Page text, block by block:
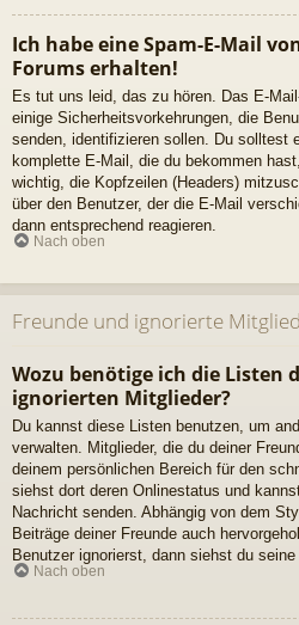
Ich habe eine Spam-E-Mail
Forums erhalten!
Es tut uns leid, das zu hören. Das E-
einige Sicherheitsvorkehrungen, die
senden, identifizieren sollen. Du solltest
komplette E-Mail, die du bekommen
wichtig, die Kopfzeilen (Headers)
über den Benutzer, der die E-Mail
dann entsprechend reagieren.
Nach oben
Freunde und ignorierte
Wozu benötige ich die Listen
ignorierten Mitglieder?
Du kannst diese Listen benutzen, um
verwalten. Mitglieder, die du deiner
deinem persönlichen Bereich für den
siehst dort deren Onlinestatus und
Nachricht senden. Abhängig von dem
Beiträge deiner Freunde auch
Benutzer ignorierst, dann siehst du
Nach oben